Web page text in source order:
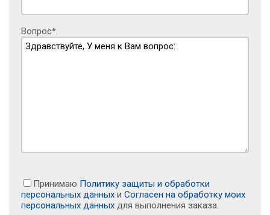
Вопрос*:
Принимаю Политику защиты и обработки
персональных данных и Согласен на обработку моих
персональных данных для выполнения заказа.